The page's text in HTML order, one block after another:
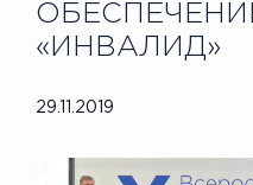
«ИНВАЛИД»
29.11.2019